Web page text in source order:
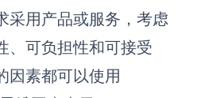
采用产品或服务，考虑
、可负担性和可接受
因素都可以使用